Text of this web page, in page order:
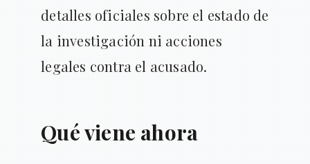
detalles oficiales sobre el estado de
la investigación ni acciones
legales contra el acusado.
Qué viene ahora